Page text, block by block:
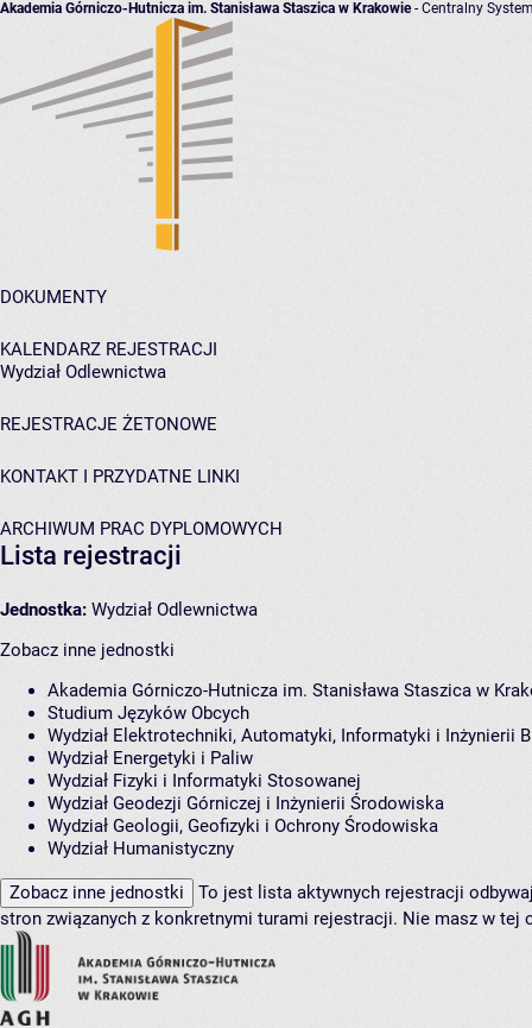
Akademia Górniczo-Hutnicza im. Stanisława Staszica w Krakowie- Centralny
DOKUMENTY
KALENDARZ REJESTRACJI
Wydział Odlewnictwa
REJESTRACJE ŻETONOWE
KONTAKT I PRZYDATNE LINKI
ARCHIWUM PRAC DYPLOMOWYCH
Lista rejestracji
Jednostka: Wydział Odlewnictwa
Zobacz inne jednostki
Akademia Górniczo-Hutnicza im. Stanisława Staszica w
Studium Języków Obcych
Wydział Elektrotechniki, Automatyki, Informatyki i Inżynierii
Wydział Energetyki i Paliw
Wydział Fizyki i Informatyki Stosowanej
Wydział Geodezji Górniczej i Inżynierii Środowiska
Wydział Geologii, Geofizyki i Ochrony Środowiska
Wydział Humanistyczny
Zobacz inne jednostki
To jest lista aktywnych rejestracji
stron związanych z konkretnymi turami rejestracji. Nie masz w tej